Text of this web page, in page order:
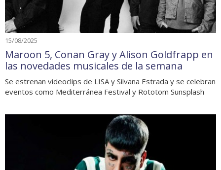
15/08/2025
Maroon 5, Conan Gray y Alison Goldfrapp en
las novedades musicales de la semana
Se estrenan videoclips de LISA y Silvana Estrada y se celebran
eventos como Mediterránea Festival y Rototom Sunsplash